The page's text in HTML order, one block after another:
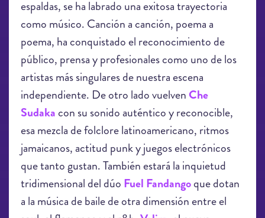
espaldas, se ha labrado una exitosa trayectoria
como músico. Canción a canción, poema a
poema, ha conquistado el reconocimiento de
público, prensa y profesionales como uno de los
artistas más singulares de nuestra escena
independiente. De otro lado vuelvenChe
Sudaka con su sonido auténtico y reconocible,
esa mezcla de folclore latinoamericano, ritmos
jamaicanos, actitud punk y juegos electrónicos
que tanto gustan. También estará la inquietud
tridimensional del dúo Fuel Fandangoque dotan
a la música de baile de otra dimensión entre el